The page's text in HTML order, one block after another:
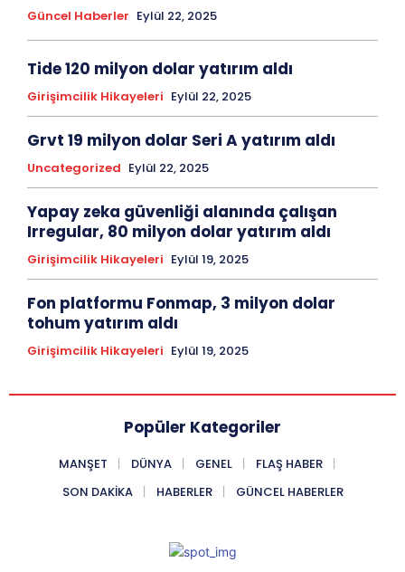
Güncel Haberler Eylül 22, 2025
Tide 120 milyon dolar yatırım aldı
Girişimcilik Hikayeleri Eylül 22, 2025
Grvt 19 milyon dolar Seri A yatırım aldı
Uncategorized Eylül 22, 2025
Yapay zeka güvenliği alanında çalışan
Irregular, 80 milyon dolar yatırım aldı
Girişimcilik Hikayeleri Eylül 19, 2025
Fon platformu Fonmap, 3 milyon dolar
tohum yatırım aldı
Girişimcilik Hikayeleri Eylül 19, 2025
Popüler Kategoriler
MANŞET DÜNYA GENEL
FLAŞ HABER
SON DAKIKA
HABERLER GÜNCEL HABERLER